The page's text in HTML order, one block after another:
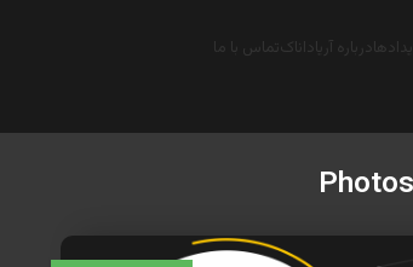
درباره آریاداناکتماس با ما